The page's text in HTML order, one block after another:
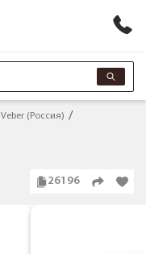
Veber (Россия)
26196